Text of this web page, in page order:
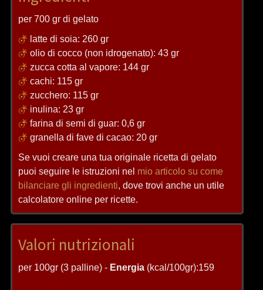
per 700 gr di gelato
latte di soia: 260 gr
olio di cocco (non idrogenato): 43 gr
zucca cotta al vapore: 144 gr
cachi: 115 gr
zucchero: 115 gr
inulina: 23 gr
farina di semi di guar: 0,6 gr
granella di fave di cacao: 20 gr
Se vuoi creare una tua originale ricetta di gelato
puoi seguire le istruzioni nel mio articolo su come
bilanciare gli ingredienti, dove trovi anche un utile
calcolatore online per ricette.
Valori nutrizionali
per 100gr (3 palline) - Energia(kcal/100gr):159